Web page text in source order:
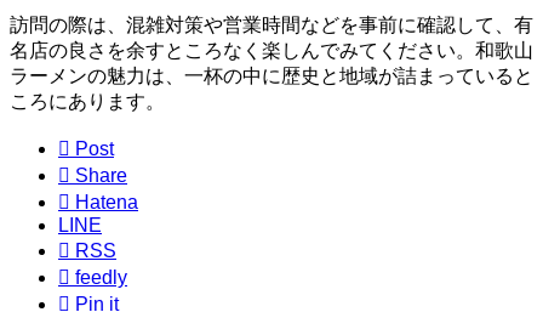
訪問の際は、混雑対策や営業時間などを事前に確認して、有
名店の良さを余すところなく楽しんでみてください。和歌山
ラーメンの魅力は、一杯の中に歴史と地域が詰まっていると
ころにあります。
 Post
 Share
 Hatena
LINE
 RSS
 feedly
 Pin it